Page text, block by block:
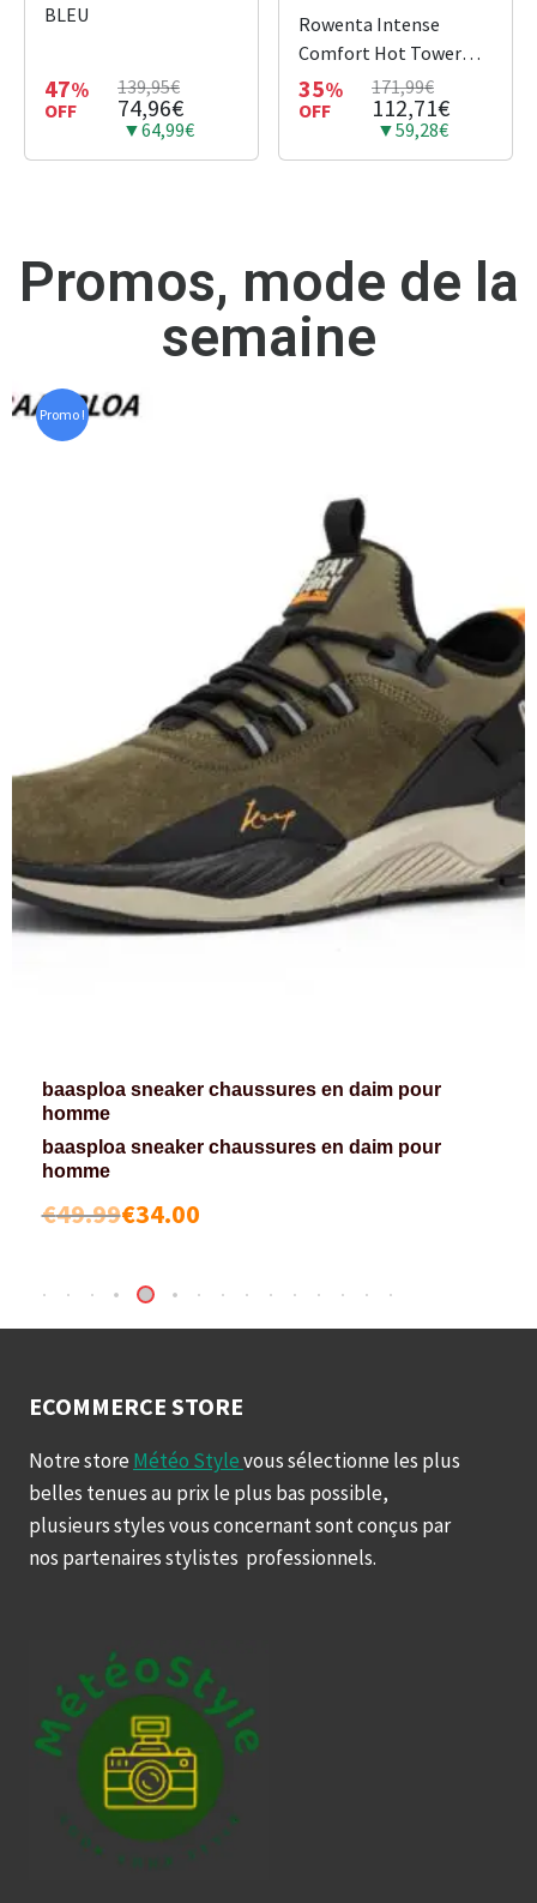
BLEU
47%
OFF
139,95€
74,96€
▼64,99€
Rowenta Intense
Comfort Hot Tower
Ceramic Fan and Heater
1000/1400/2400 W, Eco
Mode, Quiet 42 dB(A),
For Rooms up to 40 m²,
35%
OFF
171,99€
112,71€
▼59,28€
Promos, mode de la
semaine
Promo !
baasploa sneaker chaussures en daim pour
homme
baasploa sneaker chaussures en daim pour
homme
€49.99€34.00
ECOMMERCE STORE
Notre store Météo Stylevous sélectionne les plus
belles tenues au prix le plus bas possible,
plusieurs styles vous concernant sont conçus par
nos partenaires stylistes professionnels.